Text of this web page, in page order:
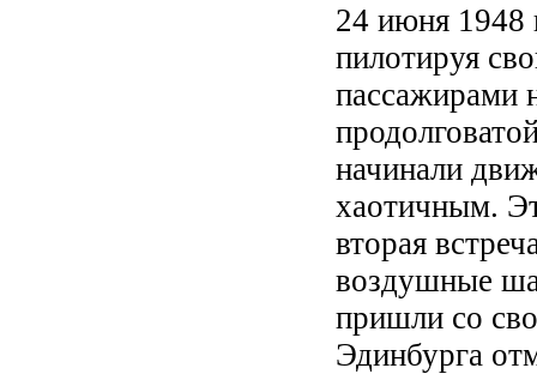
24 июня 1948
пилотируя
пассажирами
начинали
хаотичным.
вторая
воздушные
пришли со
Эдинбурга